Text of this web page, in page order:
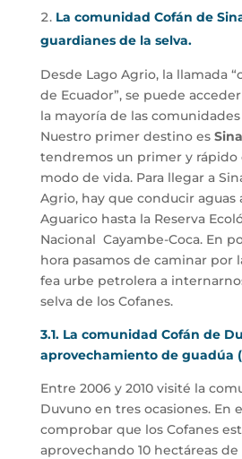
La comunidad Cofán de
guardianes de la selva.
Desde Lago Agrio, la llamada
de Ecuador”, se puede
la mayoría de las
Nuestro primer destino es
tendremos un primer y rápido
modo de vida. Para llegar a
Agrio, hay que conducir aguas
Aguarico hasta la Reserva
Nacional Cayambe-Coca. En
hora pasamos de caminar por
fea urbe petrolera a
selva de los Cofanes.
3.1. La comunidad Cofán de
aprovechamiento de guadúa
Entre 2006 y 2010 visité la
Duvuno en tres ocasiones. En
comprobar que los Cofanes
aprovechando 10 hectáreas